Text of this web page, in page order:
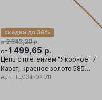
от2 343,20р.
скидки до 36%
от 1 499,65 р.
Цепь с плетением "Якорное" 7
Карат, красное золото 585
проба
Арт. ПЦ034-04011